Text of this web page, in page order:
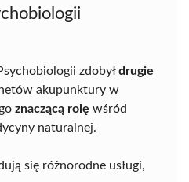
zdobyłdrugie
akupunktury w
znaczącą rolę wśród
naturalnej.
się różnorodne usługi,